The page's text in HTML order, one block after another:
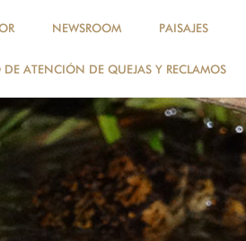
NEWSROOM PAISAJES
ATENCIÓN DE QUEJAS Y RECLAMOS